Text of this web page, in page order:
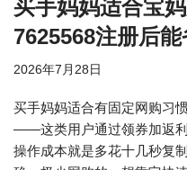
买手妈妈适合宝
7625568注册后
2026年7月28日
买手妈妈适合有固定网购习
——这类用户通过领券加返利
操作成本就是多花十几秒复